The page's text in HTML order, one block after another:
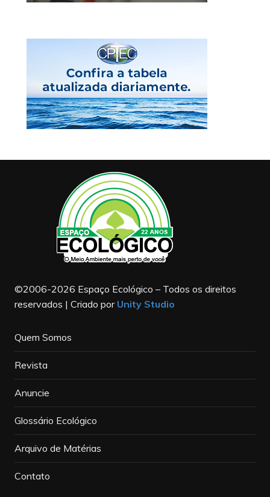
©2006-2026 Espaço Ecológico – Todos os direitos
reservados | Criado por Unity Studio
Quem Somos
Revista
Anuncie
Glossário Ecológico
Arquivo de Matérias
Contato